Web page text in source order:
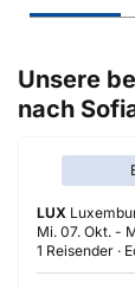
Unsere
nach
LUX
Mi. 07. Okt. -
1 Reisender